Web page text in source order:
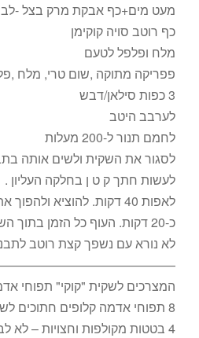
מעט מים+כף אבקת מרק בצל -
כף רוטב סויה קוקימן
מלח ופלפל לטעם
פפריקה מתוקה ,שום טרי, מלח
3 כפות סילאן/דבש
לערבב היטב
לחמם תנור ל-200 מעלות
לסגור את השקית ולשים אותה
לעשות חתך ק ט ן בחלקה העליון .
לאפות 40 דקות. להוציא
כ-20 דקות. העוף כל הזמן בתוך השקית.
לא נורא עם נשפך קצת רוטב
המצרכים לשקית "קוקי" תפוחי
8 תפוחי אדמה קלופים חתוכים לשמיניות (גדול) לא לבשל
4 בטטות מקולפות וחצויות – לא לבשל